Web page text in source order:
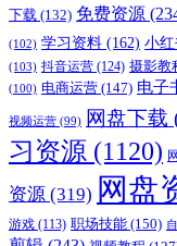
下载 (132) 免费资源
(102) 学习资料 (162) 小
(103) 抖音运营 (124) 摄影教
(100) 电商运营 (147) 电子
视频运营 (99) 网盘下载
习资源 (1120)
资源 (319) 网盘
游戏 (113) 职场技能 (150)